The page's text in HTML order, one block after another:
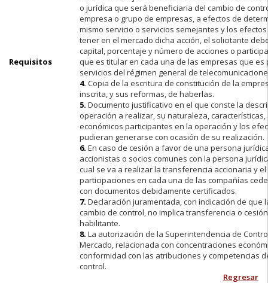
Requisitos
o jurídica que será beneficiaria del cambio de
empresa o grupo de empresas, a efectos de
mismo servicio o servicios semejantes y los
tener en el mercado dicha acción, el solicitante
capital, porcentaje y número de acciones o
que es titular en cada una de las empresas que
servicios del régimen general de
4. Copia de la escritura de constitución de la
inscrita, y sus reformas, de haberlas.
5. Documento justificativo en el que conste la
operación a realizar, su naturaleza,
económicos participantes en la operación y los
pudieran generarse con ocasión de su realización.
6. En caso de cesión a favor de una persona
accionistas o socios comunes con la persona
cual se va a realizar la transferencia accionaria y
participaciones en cada una de las compañías
con documentos debidamente certificados.
7. Declaración juramentada, con indicación de que
cambio de control, no implica transferencia o
habilitante.
8. La autorización de la Superintendencia de
Mercado, relacionada con concentraciones
conformidad con las atribuciones y competencias
control.
Regresar